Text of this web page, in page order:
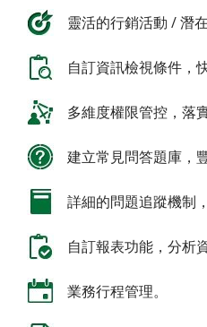
靈活的行銷活動 / 潛
自訂資訊檢視條件，
多維度權限管控，落
建立常見問答題庫，
詳細的問題追蹤機制
自訂報表功能，分析
業務行程管理。